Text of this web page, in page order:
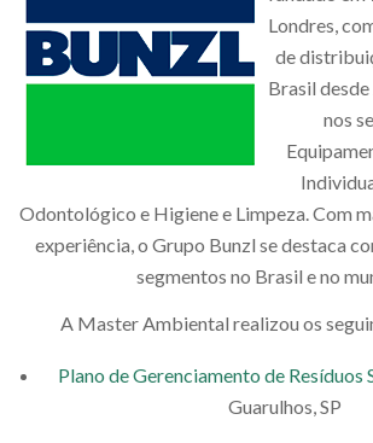
Londres,
de
Brasil
nos
Odontológico e Higiene e Limpeza. Com
experiência, o Grupo Bunzl se destaca
segmentos no Brasil e no
A Master Ambiental realizou os
Plano de Gerenciamento de Resíduos
Guarulhos, SP